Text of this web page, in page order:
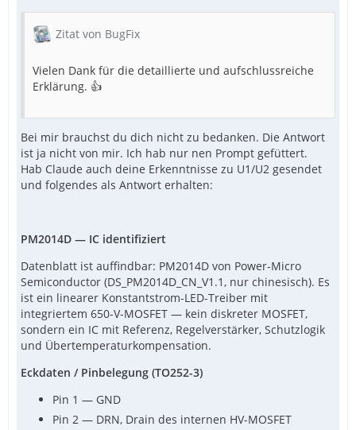
Zitat von BugFix
Vielen Dank für die detaillierte und aufschlussreiche
Erklärung. 👍
Bei mir brauchst du dich nicht zu bedanken. Die Antwort
ist ja nicht von mir. Ich hab nur nen Prompt gefüttert.
Hab Claude auch deine Erkenntnisse zu U1/U2 gesendet
und folgendes als Antwort erhalten:
PM2014D — IC identifiziert
Datenblatt ist auffindbar: PM2014D von Power-Micro
Semiconductor (DS_PM2014D_CN_V1.1, nur chinesisch). Es
ist ein linearer Konstantstrom-LED-Treiber mit
integriertem 650-V-MOSFET — kein diskreter MOSFET,
sondern ein IC mit Referenz, Regelverstärker, Schutzlogik
und Übertemperaturkompensation.
Eckdaten / Pinbelegung (TO252-3)
Pin 1 — GND
Pin 2 — DRN, Drain des internen HV-MOSFET